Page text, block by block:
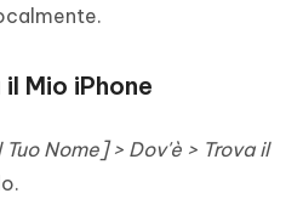
Mio iPhone
Nome] > Dov'è > Trova il